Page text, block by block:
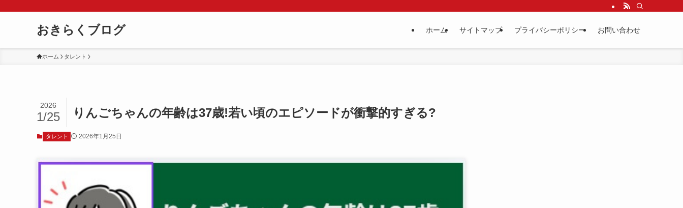
おきらくブログ ホーム サイトマップ プライバシーポリシー お問い合わせ
ホーム タレント
りんごちゃんの年齢は37歳!若い頃のエピソードが衝撃的すぎる?
2026
1/25
タレント 2026年1月25日